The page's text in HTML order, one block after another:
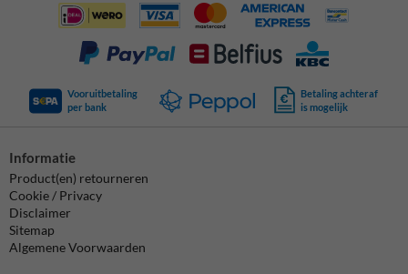
Vooruitbetaling
per bank
Betaling achteraf
is mogelijk
Informatie
Product(en) retourneren
Cookie / Privacy
Disclaimer
Sitemap
Algemene Voorwaarden